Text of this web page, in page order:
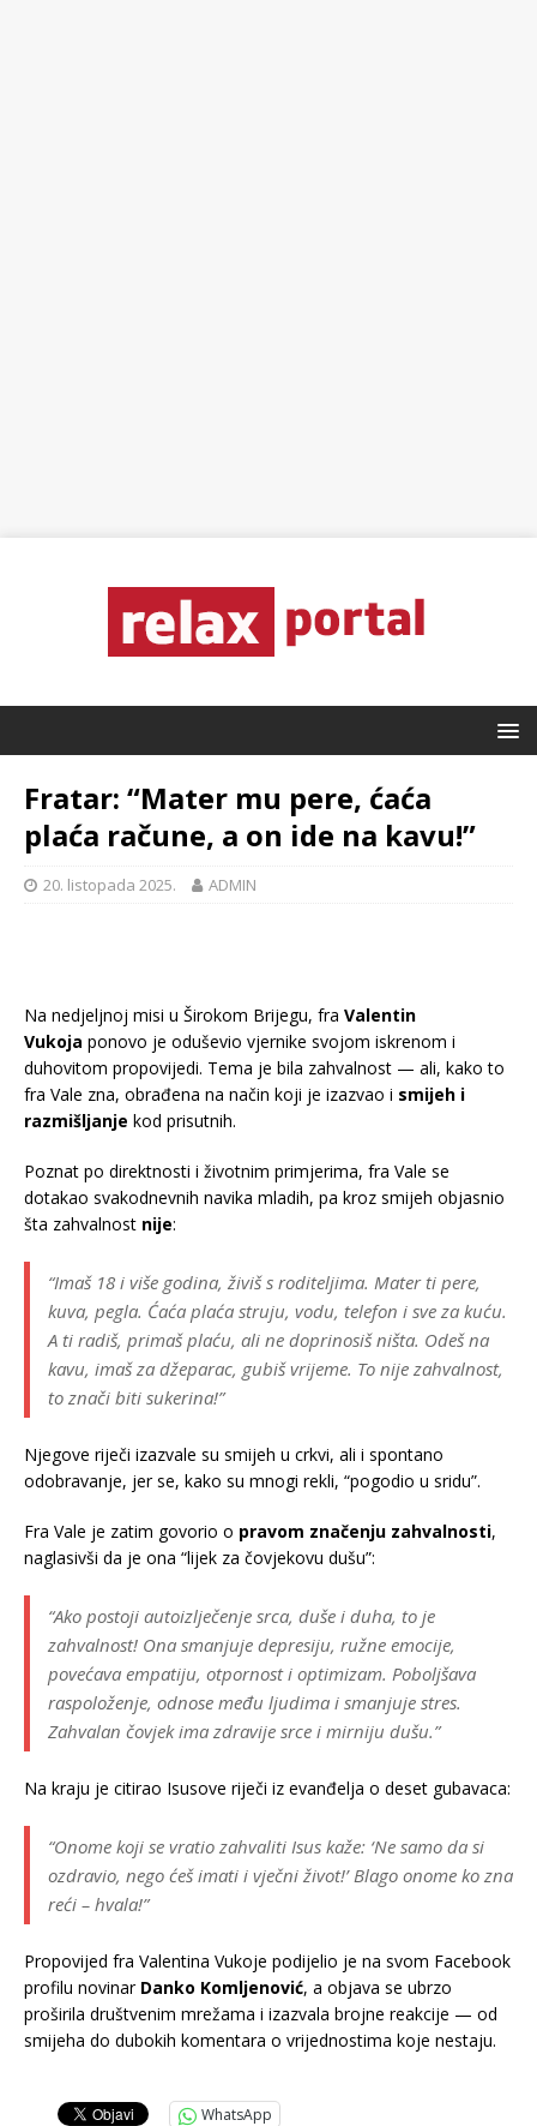
Fratar: “Mater mu pere, ćaća
plaća račune, a on ide na kavu!”
20. listopada 2025. ADMIN
Na nedjeljnoj misi u Širokom Brijegu, fra Valentin
Vukoja ponovo je oduševio vjernike svojom iskrenom i
duhovitom propovijedi. Tema je bila zahvalnost — ali, kako to
fra Vale zna, obrađena na način koji je izazvao i smijeh i
razmišljanje kod prisutnih.
Poznat po direktnosti i životnim primjerima, fra Vale se
dotakao svakodnevnih navika mladih, pa kroz smijeh objasnio
šta zahvalnost nije:
“Imaš 18 i više godina, živiš s roditeljima. Mater ti pere,
kuva, pegla. Ćaća plaća struju, vodu, telefon i sve za kuću.
A ti radiš, primaš plaću, ali ne doprinosiš ništa. Odeš na
kavu, imaš za džeparac, gubiš vrijeme. To nije zahvalnost,
to znači biti sukerina!”
Njegove riječi izazvale su smijeh u crkvi, ali i spontano
odobravanje, jer se, kako su mnogi rekli, “pogodio u sridu”.
Fra Vale je zatim govorio o pravom značenju zahvalnosti,
naglasivši da je ona “lijek za čovjekovu dušu”:
“Ako postoji autoizlječenje srca, duše i duha, to je
zahvalnost! Ona smanjuje depresiju, ružne emocije,
povećava empatiju, otpornost i optimizam. Poboljšava
raspoloženje, odnose među ljudima i smanjuje stres.
Zahvalan čovjek ima zdravije srce i mirniju dušu.”
Na kraju je citirao Isusove riječi iz evanđelja o deset gubavaca:
“Onome koji se vratio zahvaliti Isus kaže: ‘Ne samo da si
ozdravio, nego ćeš imati i vječni život!’ Blago onome ko zna
reći – hvala!”
Propovijed fra Valentina Vukoje podijelio je na svom Facebook
profilu novinar Danko Komljenović, a objava se ubrzo
proširila društvenim mrežama i izazvala brojne reakcije — od
smijeha do dubokih komentara o vrijednostima koje nestaju.
WhatsApp